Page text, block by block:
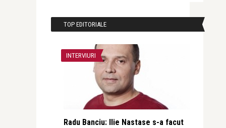
TOP EDITORIALE
INTERVIURI
Radu Banciu: Ilie Nastase s-a facut